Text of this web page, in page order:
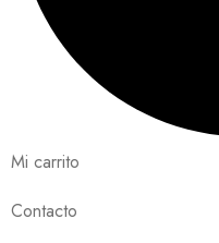
Mi carrito
Contacto